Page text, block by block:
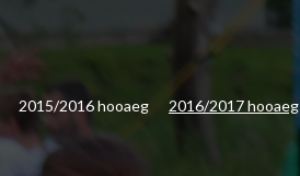
2015/2016 hooaeg 2016/2017 hooaeg